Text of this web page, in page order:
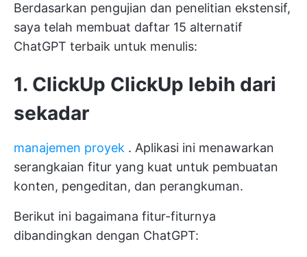
Berdasarkan pengujian dan penelitian ekstensif,
saya telah membuat daftar 15 alternatif
ChatGPT terbaik untuk menulis:
1. ClickUp ClickUp lebih dari
sekadar
manajemen proyek . Aplikasi ini menawarkan
serangkaian fitur yang kuat untuk pembuatan
konten, pengeditan, dan perangkuman.
Berikut ini bagaimana fitur-fiturnya
dibandingkan dengan ChatGPT: